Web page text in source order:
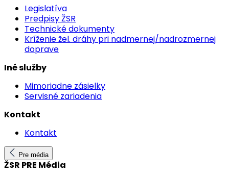
Legislatíva
Predpisy ŽSR
Technické dokumenty
Kríženie žel. dráhy pri nadmernej/nadrozmernej
doprave
Iné služby
Mimoriadne zásielky
Servisné zariadenia
Kontakt
Kontakt
Pre média
ŽSR PRE Média